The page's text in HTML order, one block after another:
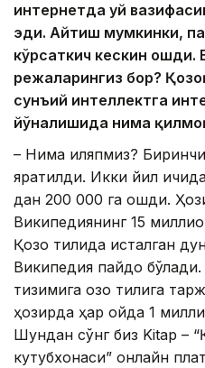
интернетда уй
эди. Айтиш мумкинки,
кўрсаткич кескин
режаларингиз бор?
сунъий интеллектга
йўналишида нима
– Нима қиляпмиз?
яратилди. Икки йил
дан 200 000 га ошди.
Википедиянинг 15
Қозоқ тилида исталган
Википедия пайдо
тизимига қозоқ тилига
ҳозирда ҳар ойда 1
Шундан сўнг биз Kitap –
кутубхонаси” онлайн